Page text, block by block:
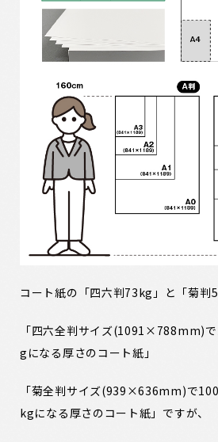
コート紙の「四六判73kg」と「菊判
「四六全判サイズ(1091×788mm)
gになる厚さのコート紙」
「菊全判サイズ(939×636mm)で
kgになる厚さのコート紙」 ですが、